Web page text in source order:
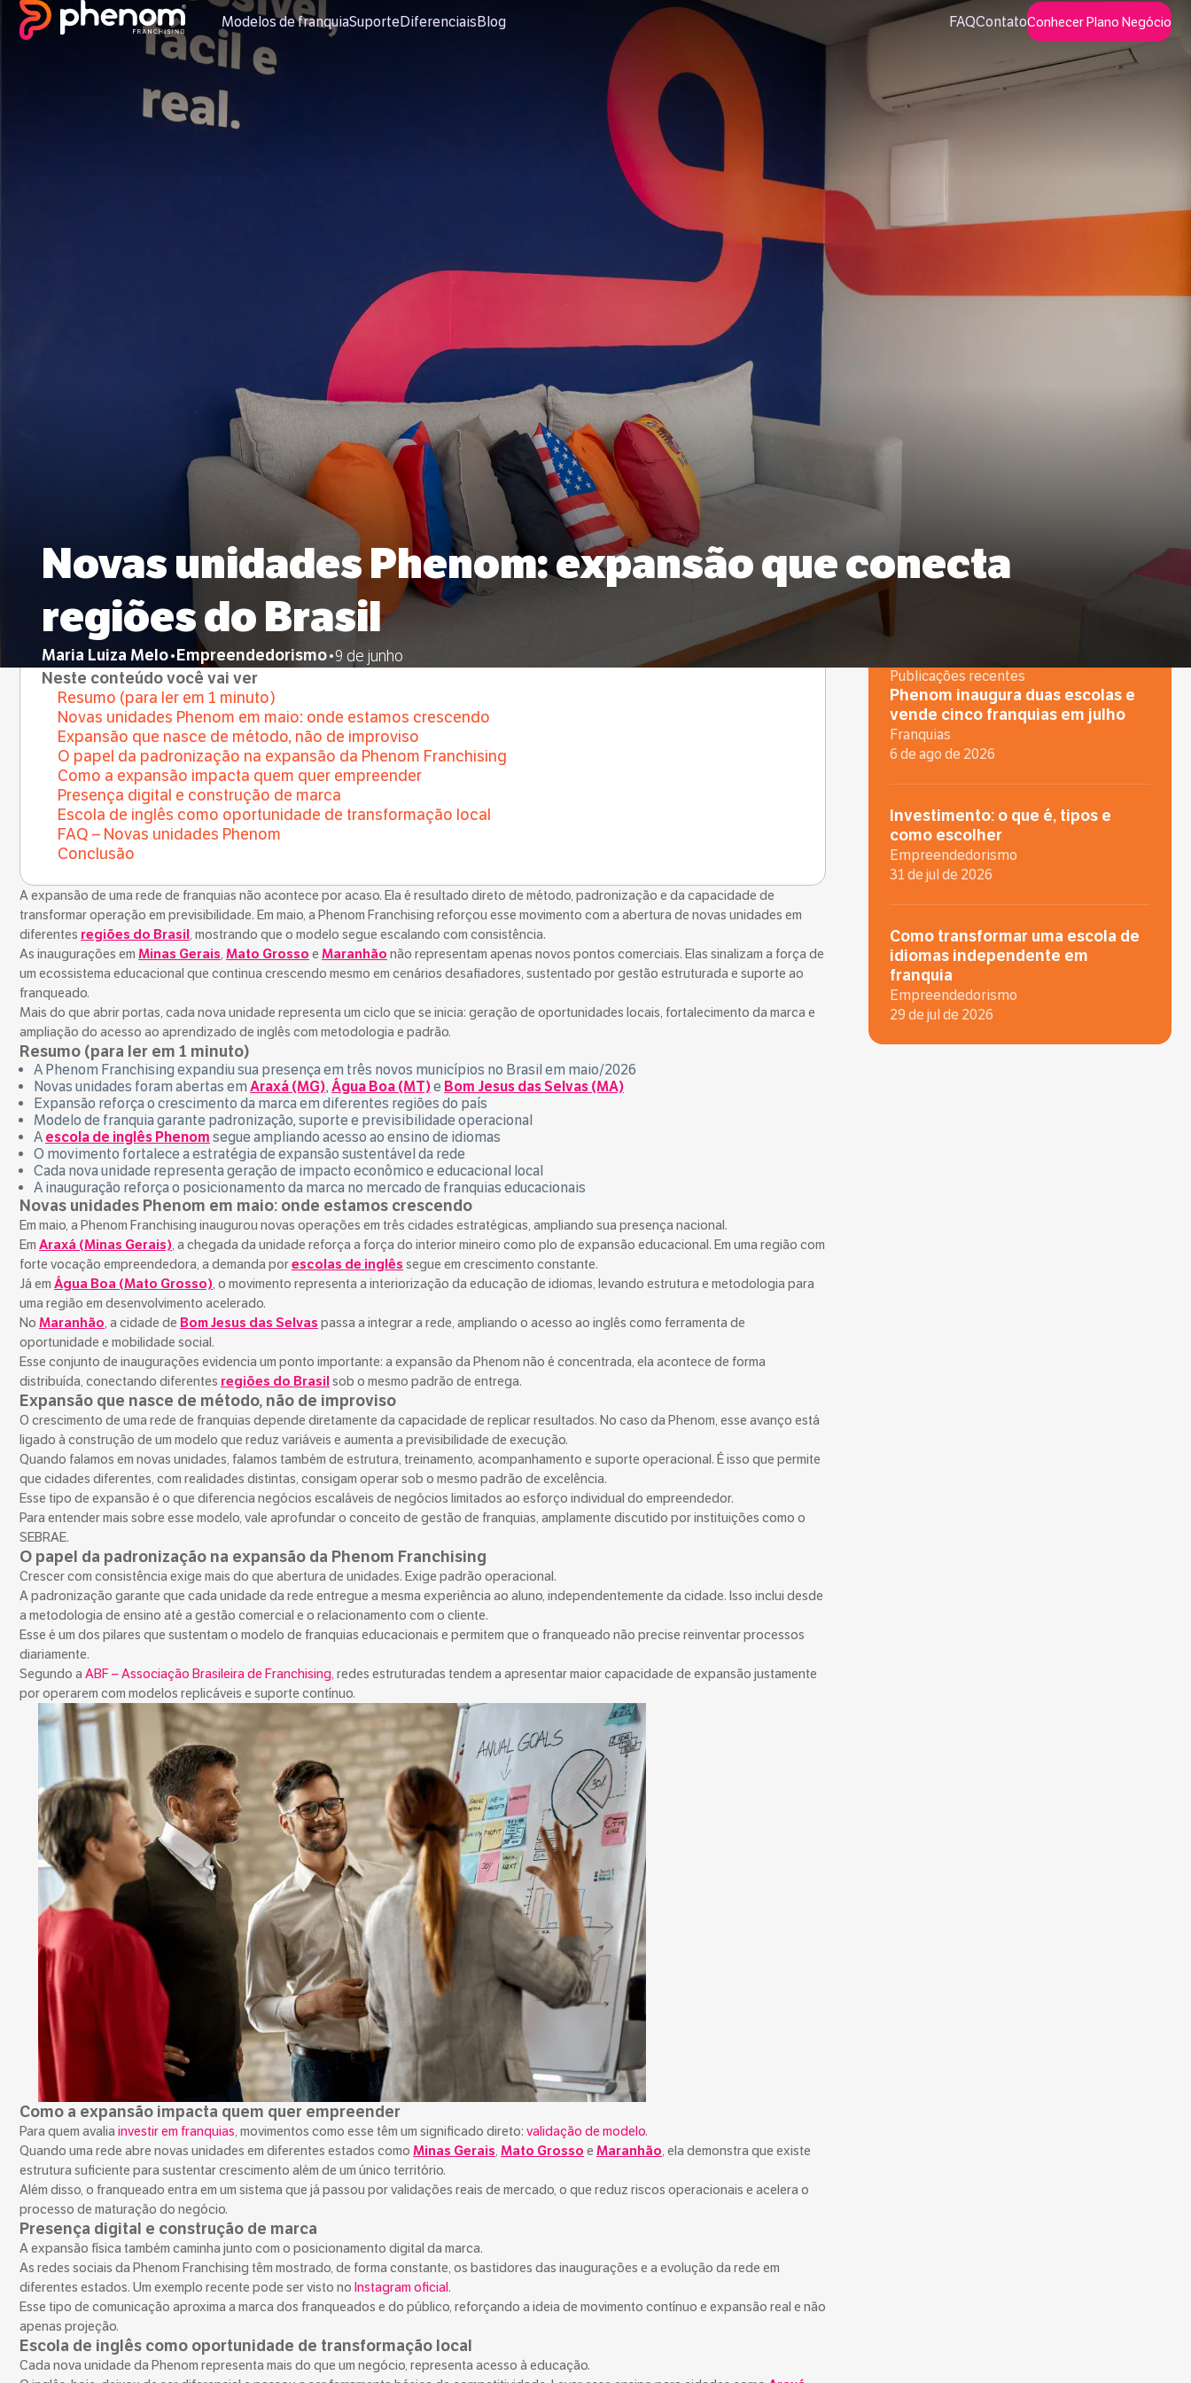
Modelos de franquiaSuporteDiferenciaisBlog FAQContatoConhecer Plano Negócio
Novas unidades Phenom: expansão que conecta
regiões do Brasil
Maria Luiza Melo•Empreendedorismo•9 de junho
Neste conteúdo você vai ver
Resumo (para ler em 1 minuto)
Novas unidades Phenom em maio: onde estamos crescendo
Expansão que nasce de método, não de improviso
O papel da padronização na expansão da Phenom Franchising
Como a expansão impacta quem quer empreender
Presença digital e construção de marca
Escola de inglês como oportunidade de transformação local
FAQ – Novas unidades Phenom
Conclusão
A expansão de uma rede de franquias não acontece por acaso. Ela é resultado direto de método, padronização e da capacidade de
transformar operação em previsibilidade. Em maio, a Phenom Franchising reforçou esse movimento com a abertura de novas unidades em
diferentes regiões do Brasil, mostrando que o modelo segue escalando com consistência.
As inaugurações em Minas Gerais, Mato Grosso e Maranhão não representam apenas novos pontos comerciais. Elas sinalizam a força de
um ecossistema educacional que continua crescendo mesmo em cenários desafiadores, sustentado por gestão estruturada e suporte ao
franqueado.
Mais do que abrir portas, cada nova unidade representa um ciclo que se inicia: geração de oportunidades locais, fortalecimento da marca e
ampliação do acesso ao aprendizado de inglês com metodologia e padrão.
Resumo (para ler em 1 minuto)
A Phenom Franchising expandiu sua presença em três novos municípios no Brasil em maio/2026
Novas unidades foram abertas em Araxá (MG), Água Boa (MT)e Bom Jesus das Selvas (MA)
Expansão reforça o crescimento da marca em diferentes regiões do país
Modelo de franquia garante padronização, suporte e previsibilidade operacional
A escola de inglês Phenom segue ampliando acesso ao ensino de idiomas
O movimento fortalece a estratégia de expansão sustentável da rede
Cada nova unidade representa geração de impacto econômico e educacional local
A inauguração reforça o posicionamento da marca no mercado de franquias educacionais
Novas unidades Phenom em maio: onde estamos crescendo
Em maio, a Phenom Franchising inaugurou novas operações em três cidades estratégicas, ampliando sua presença nacional.
Em Araxá (Minas Gerais), a chegada da unidade reforça a força do interior mineiro como plo de expansão educacional. Em uma região com
forte vocação empreendedora, a demanda porescolas de inglês segue em crescimento constante.
Já em Água Boa (Mato Grosso), o movimento representa a interiorização da educação de idiomas, levando estrutura e metodologia para
uma região em desenvolvimento acelerado.
No Maranhão, a cidade de Bom Jesus das Selvas passa a integrar a rede, ampliando o acesso ao inglês como ferramenta de
oportunidade e mobilidade social.
Esse conjunto de inaugurações evidencia um ponto importante: a expansão da Phenom não é concentrada, ela acontece de forma
distribuída, conectando diferentes regiões do Brasil sob o mesmo padrão de entrega.
Expansão que nasce de método, não de improviso
O crescimento de uma rede de franquias depende diretamente da capacidade de replicar resultados. No caso da Phenom, esse avanço está
ligado à construção de um modelo que reduz variáveis e aumenta a previsibilidade de execução.
Quando falamos em novas unidades, falamos também de estrutura, treinamento, acompanhamento e suporte operacional. É isso que permite
que cidades diferentes, com realidades distintas, consigam operar sob o mesmo padrão de excelência.
Esse tipo de expansão é o que diferencia negócios escaláveis de negócios limitados ao esforço individual do empreendedor.
Para entender mais sobre esse modelo, vale aprofundar o conceito de gestão de franquias, amplamente discutido por instituições como o
SEBRAE.
O papel da padronização na expansão da Phenom Franchising
Crescer com consistência exige mais do que abertura de unidades. Exige padrão operacional.
A padronização garante que cada unidade da rede entregue a mesma experiência ao aluno, independentemente da cidade. Isso inclui desde
a metodologia de ensino até a gestão comercial e o relacionamento com o cliente.
Esse é um dos pilares que sustentam o modelo de franquias educacionais e permitem que o franqueado não precise reinventar processos
diariamente.
Segundo a ABF – Associação Brasileira de Franchising, redes estruturadas tendem a apresentar maior capacidade de expansão justamente
por operarem com modelos replicáveis e suporte contínuo.
Como a expansão impacta quem quer empreender
Para quem avalia investir em franquias, movimentos como esse têm um significado direto: validação de modelo.
Quando uma rede abre novas unidades em diferentes estados como Minas Gerais, Mato Grosso e Maranhão, ela demonstra que existe
estrutura suficiente para sustentar crescimento além de um único território.
Além disso, o franqueado entra em um sistema que já passou por validações reais de mercado, o que reduz riscos operacionais e acelera o
processo de maturação do negócio.
Presença digital e construção de marca
A expansão física também caminha junto com o posicionamento digital da marca.
As redes sociais da Phenom Franchising têm mostrado, de forma constante, os bastidores das inaugurações e a evolução da rede em
diferentes estados. Um exemplo recente pode ser visto no Instagram oficial.
Esse tipo de comunicação aproxima a marca dos franqueados e do público, reforçando a ideia de movimento contínuo e expansão real e não
apenas projeção.
Escola de inglês como oportunidade de transformação local
Cada nova unidade da Phenom representa mais do que um negócio, representa acesso à educação.
Publicações recentes
Phenom inaugura duas escolas e
vende cinco franquias em julho
Franquias
6 de ago de 2026
Investimento: o que é, tipos e
como escolher
Empreendedorismo
31 de jul de 2026
Como transformar uma escola de
idiomas independente em
franquia
Empreendedorismo
29 de jul de 2026